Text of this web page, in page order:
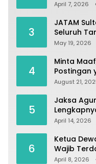
Andalkan
April 7, 2026
3
JATAM
Seluruh
Pesisir
May 19, 2026
4
Minta
Postingan
Emosi
August 21,
5
Jaksa
April 14, 2026
6
Ketua
Wajib
Wartawan
April 8, 2026